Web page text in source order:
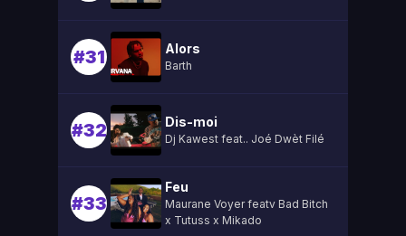
#31 Alors
Barth
#32 Dis-moi
Dj Kawest feat.. Joé Dwèt Filé
#33
Feu
Maurane Voyer featv Bad Bitch
x Tutuss x Mikado